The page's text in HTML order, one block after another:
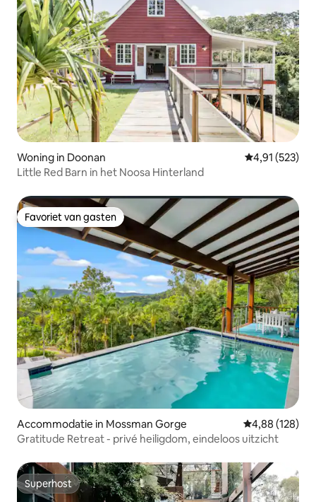
Woning in Doonan Gemiddelde
4,91 (523)
Little Red Barn in het Noosa Hinterland
Favoriet van gasten
Favoriet van gasten
Accommodatie in Mossman Gorge Gemiddelde
4,88 (128)
Gratitude Retreat - privé heiligdom, eindeloos uitzicht
Superhost
Superhost